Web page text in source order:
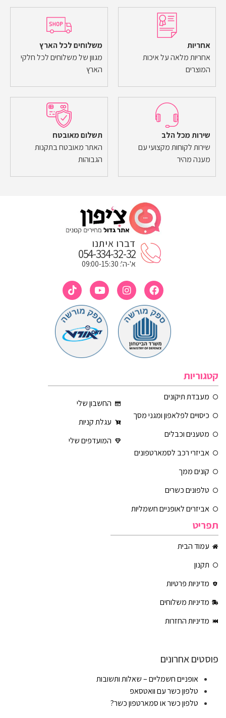
אחריות
אחריות מלאה על איכות
המוצרים
משלוחים לכל הארץ
מגוון של משלוחים לכל חלקי
הארץ
שירות מכל הלב
שירות לקוחות מקצועי עם
מענה מהיר
תשלום מאובטח
האתר מאובטח בתקנות
הגבוהות
דברו איתנו
054-334-32-32
א'-ה': 09:00-15:30
קטגוריות
מעבדת תיקונים
כיסויים לפלאפון ומגני מסך
מטענים וכבלים
אביזרי רכב לסמארטפונים
קונים ממך
טלפונים כשרים
אביזרים לאופניים חשמליות
החשבון שלי
עגלת קניות
המועדפים שלי
תפריט
עמוד הבית
תקנון
מדיניות פרטיות
מדיניות משלוחים
מדיניות החזרות
פוסטים אחרונים
אופניים חשמליים – שאלות ותשובות
טלפון כשר עם וואטסאפ
טלפון כשר או סמארטפון כשר?